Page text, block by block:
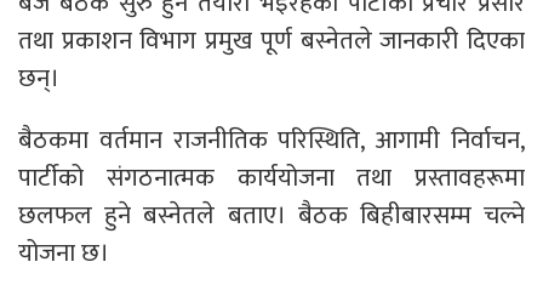
तथा प्रकाशन विभाग प्रमुख पूर्ण बस्नेतले जानकारी दिएका
छन्।
बैठकमा वर्तमान राजनीतिक परिस्थिति, आगामी निर्वाचन,
पार्टीको संगठनात्मक कार्ययोजना तथा प्रस्तावहरूमा
छलफल हुने बस्नेतले बताए। बैठक बिहीबारसम्म चल्ने
योजना छ।